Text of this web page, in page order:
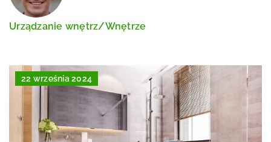
Urządzanie wnętrz/Wnętrze
22 września 2024